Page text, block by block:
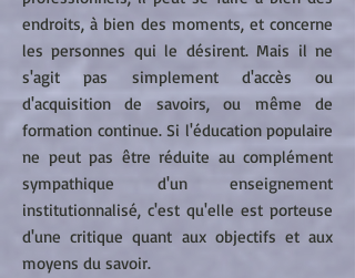
endroits, à bien des moments, et concerne
les personnes qui le désirent. Mais il ne
s'agit pas simplement d'accès ou
d'acquisition de savoirs, ou même de
formation continue. Si l'éducation populaire
ne peut pas être réduite au complément
sympathique d'un enseignement
institutionnalisé, c'est qu'elle est porteuse
d'une critique quant aux objectifs et aux
moyens du savoir.